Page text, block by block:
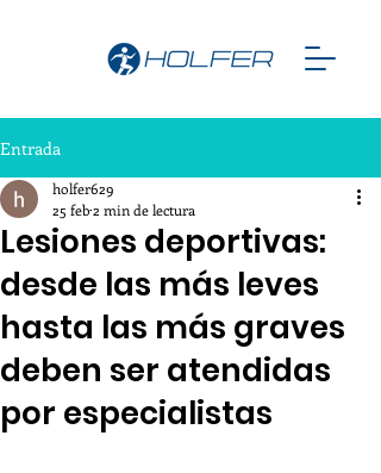
Entrada
Lesiones deportivas:
desde las más leves
hasta las más graves
deben ser atendidas
por especialistas
holfer629
25 feb2 min de lectura